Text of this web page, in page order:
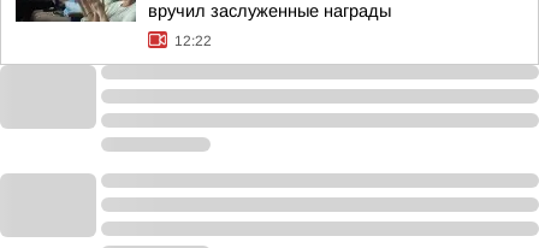
вручил заслуженные награды
12:22